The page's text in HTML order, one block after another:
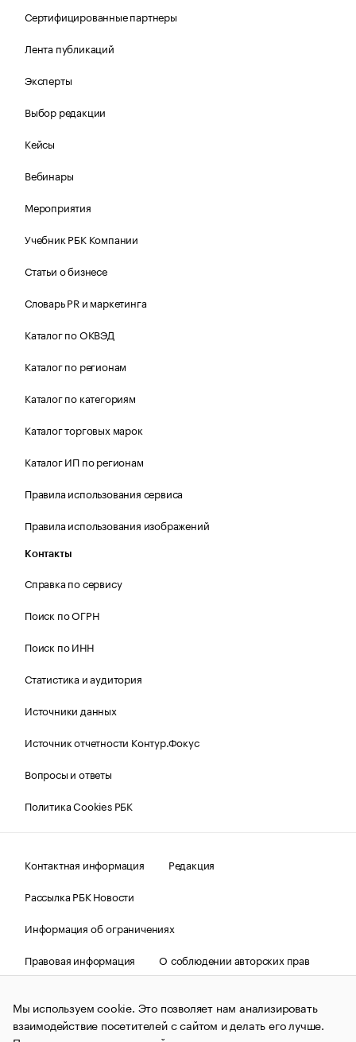
Сертифицированные партнеры
Лента публикаций
Эксперты
Выбор редакции
Кейсы
Вебинары
Мероприятия
Учебник РБК Компании
Статьи о бизнесе
Словарь PR и маркетинга
Каталог по ОКВЭД
Каталог по регионам
Каталог по категориям
Каталог торговых марок
Каталог ИП по регионам
Правила использования сервиса
Правила использования изображений
Контакты
Справка по сервису
Поиск по ОГРН
Поиск по ИНН
Статистика и аудитория
Источники данных
Источник отчетности Контур.Фокус
Вопросы и ответы
Политика Cookies РБК
Контактная информация
Редакция
Рассылка РБК Новости
Информация об ограничениях
Правовая информация
О соблюдении авторских прав
и материалы информационного агентства «РБК»
(зарегистрировано Федеральной службой по надзору в сфере
связи, информационных технологий и массовых
Мы используем cookie. Это позволяет нам анализировать
взаимодействие посетителей с сайтом и делать его лучше.